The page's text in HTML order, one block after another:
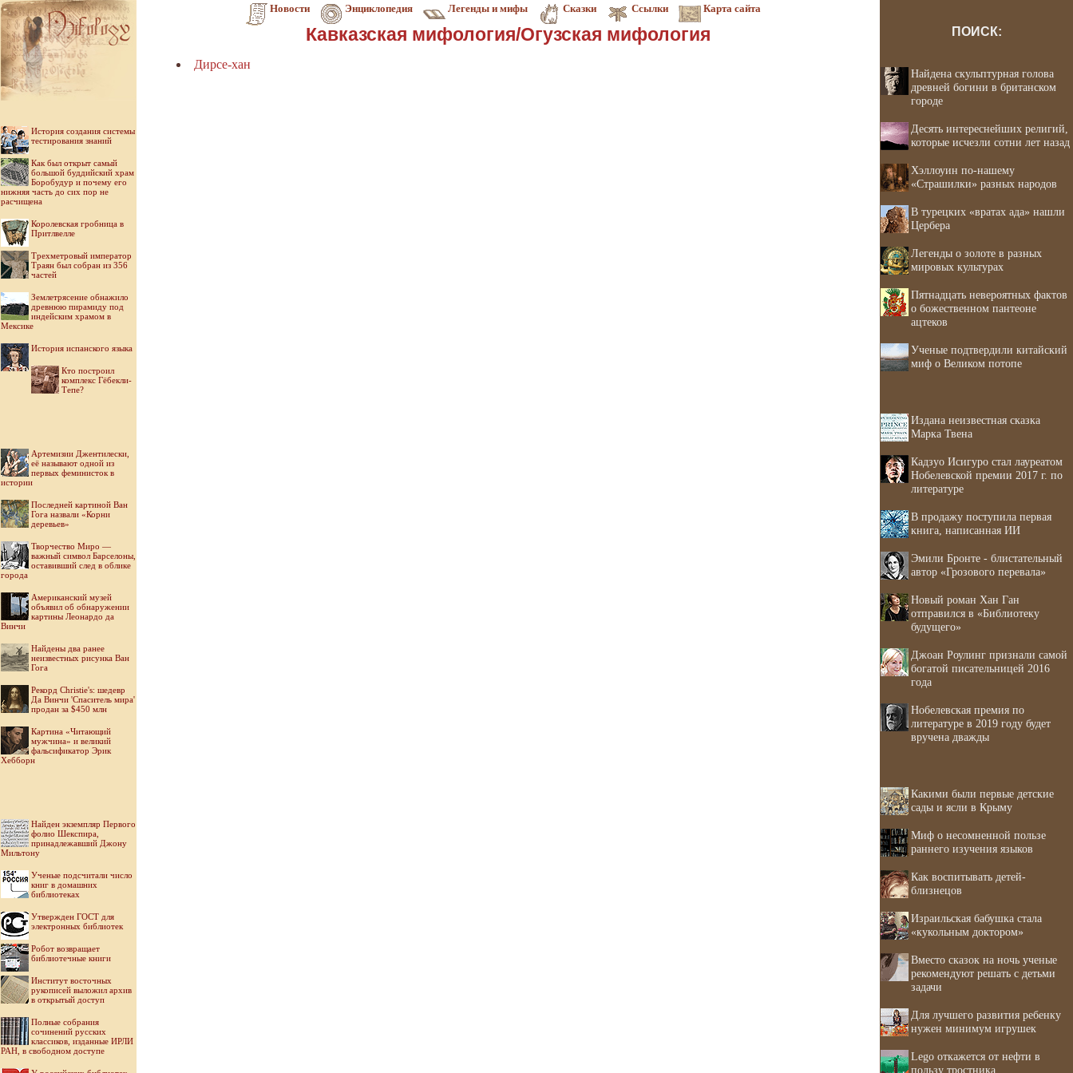
Новости Энциклопедия Легенды и мифы Сказки Ссылки Карта сайта
История создания системы
тестирования знаний
Как был открыт самый
большой буддийский храм
Боробудур и почему его
нижняя часть до сих пор не
расчищена
Королевская гробница в
Притлвелле
Трехметровый император
Траян был собран из 356
частей
Землетрясение обнажило
древнюю пирамиду под
индейским храмом в
Мексике
История испанского языка
Кто построил
комплекс Гёбекли-
Тепе?
Артемизии Джентилески,
её называют одной из
первых феминисток в
истории
Последней картиной Ван
Гога назвали «Корни
деревьев»
Творчество Миро —
важный символ Барселоны,
оставивший след в облике
города
Американский музей
объявил об обнаружении
картины Леонардо да
Винчи
Найдены два ранее
неизвестных рисунка Ван
Гога
Рекорд Christie's: шедевр
Да Винчи 'Спаситель мира'
продан за $450 млн
Картина «Читающий
мужчина» и великий
фальсификатор Эрик
Хебборн
Найден экземпляр Первого
фолио Шекспира,
принадлежавший Джону
Мильтону
Ученые подсчитали число
книг в домашних
библиотеках
Утвержден ГОСТ для
электронных библиотек
Робот возвращает
библиотечные книги
Институт восточных
рукописей выложил архив
в открытый доступ
Полные собрания
сочинений русских
классиков, изданные ИРЛИ
РАН, в свободном доступе
Кавказская мифология/Огузская мифология
Дирсе-хан
ПОИСК:
Найдена скульптурная голова
древней богини в британском
городе
Десять интереснейших религий,
которые исчезли сотни лет назад
Хэллоуин по-нашему
«Страшилки» разных народов
В турецких «вратах ада» нашли
Цербера
Легенды о золоте в разных
мировых культурах
Пятнадцать невероятных фактов
о божественном пантеоне
ацтеков
Ученые подтвердили китайский
миф о Великом потопе
Издана неизвестная сказка
Марка Твена
Кадзуо Исигуро стал лауреатом
Нобелевской премии 2017 г. по
литературе
В продажу поступила первая
книга, написанная ИИ
Эмили Бронте - блистательный
автор «Грозового перевала»
Новый роман Хан Ган
отправился в «Библиотеку
будущего»
Джоан Роулинг признали самой
богатой писательницей 2016
года
Нобелевская премия по
литературе в 2019 году будет
вручена дважды
Какими были первые детские
сады и ясли в Крыму
Миф о несомненной пользе
раннего изучения языков
Как воспитывать детей-
близнецов
Израильская бабушка стала
«кукольным доктором»
Вместо сказок на ночь ученые
рекомендуют решать с детьми
задачи
Для лучшего развития ребенку
нужен минимум игрушек
Lego откажется от нефти в
пользу тростника